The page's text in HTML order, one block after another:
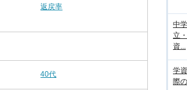
返戻率
40代
中
立
資...
学
際